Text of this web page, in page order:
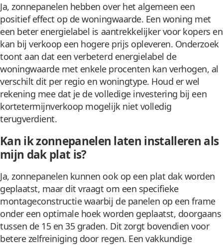
Ja, zonnepanelen hebben over het algemeen een
positief effect op de woningwaarde. Een woning met
een beter energielabel is aantrekkelijker voor kopers en
kan bij verkoop een hogere prijs opleveren. Onderzoek
toont aan dat een verbeterd energielabel de
woningwaarde met enkele procenten kan verhogen, al
verschilt dit per regio en woningtype. Houd er wel
rekening mee dat je de volledige investering bij een
kortetermijnverkoop mogelijk niet volledig
terugverdient.
Kan ik zonnepanelen laten installeren als
mijn dak plat is?
Ja, zonnepanelen kunnen ook op een plat dak worden
geplaatst, maar dit vraagt om een specifieke
montageconstructie waarbij de panelen op een frame
onder een optimale hoek worden geplaatst, doorgaans
tussen de 15 en 35 graden. Dit zorgt bovendien voor
betere zelfreiniging door regen. Een vakkundige